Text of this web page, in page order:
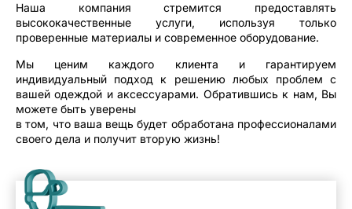
Наша компания стремится предоставлять
высококачественные услуги, используя только
проверенные материалы и современное оборудование.
Мы ценим каждого клиента и гарантируем
индивидуальный подход к решению любых проблем с
вашей одеждой и аксессуарами. Обратившись к нам, Вы
можете быть уверены
в том, что ваша вещь будет обработана профессионалами
своего дела и получит вторую жизнь!